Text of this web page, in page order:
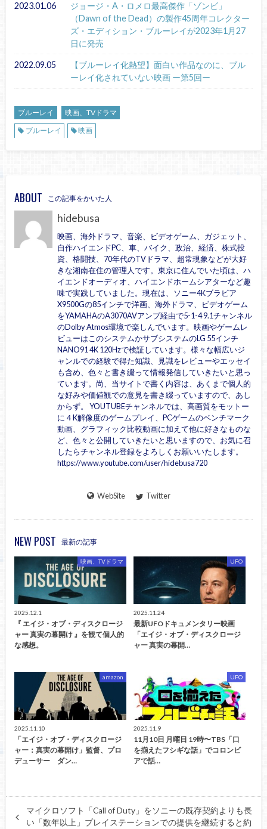
2023.01.06
ジョージ・A・ロメロ最高傑作「ゾンビ」
（Dawn of the Dead）の製作45周年コレクター
ズ・エディション・ブルーレイが2023年1月27
日に発売
2022.09.05
【ブルーレイ化熱望】面白い作品なのに、ブル
ーレイ化されていない映画 ー第5回ー
ブルーレイ
映画、TVドラマ
ブルーレイ
映画
ABOUT この記事をかいた人
hidebusa
映画、海外ドラマ、音楽、ビデオゲーム、ガジェット、
自作ハイエンドPC、車、バイク、政治、経済、株式投
資、格闘技、70年代のTVドラマ、超常現象などが大好
きな湘南在住の管理人です。東京に住んでいた頃は、ハ
イエンドオーディオ、ハイエンドホームシアターなど趣
味で実践していました。現在は、ソニー4Kブラビア
X9500Gの85インチで洋画、海外ドラマ、ビデオゲーム
をYAMAHAのA3070AVアンプ経由で5-1-4 9.1チャンネル
のDolby Atmos環境で楽しんでいます。映画やゲームレ
ビューはこのシステムかサブシステムのLG 55インチ
NANO91 4K 120Hzで検証しています。様々な幅広いジ
ャンルでの経験で得た知識、見識をレビューやエッセイ
も含め、色々と書き綴って情報発信していきたいと思っ
ています。尚、当サイトで書く内容は、あくまで個人的
な好みや価値観での意見を書き綴っていますので、あし
からず。 YOUTUBEチャンネルでは、高画質をモットー
に４K解像度のゲームプレイ、PCゲームのベンチマーク
動画、グラフィック比較動画に加えて他に好きなものな
ど、色々と公開していきたいと思いますので、お気に召
したらチャンネル登録をよろしくお願いいたします。
https://www.youtube.com/user/hidebusa720
WebSite Twitter
NEW POST 最新の記事
映画、TVドラマ
2025.12.1
『 エイジ・オブ・ディスクロージ
ャー 真実の幕開け 』を観て個人的
な感想。
UFO
2025.11.24
最新UFOドキュメンタリー映画
「エイジ・オブ・ディスクロージ
ャー 真実の幕開…
amazon
2025.11.10
「エイジ・オブ・ディスクロージ
ャー：真実の幕開け」監督、プロ
デューサー ダン…
UFO
2025.11.9
11月10日 月曜日 19時〜TBS「口
を揃えたフシギな話」でコロンビ
アで話…
マイクロソフト「Call of Duty」をソニーの既存契約よりも長
い「数年以上」プレイステーションでの提供を継続すると約